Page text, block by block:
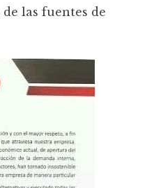
las fuentes de